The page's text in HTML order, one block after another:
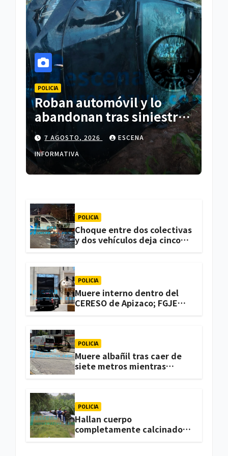
POLICIA
Roban automóvil y lo
abandonan tras siniestro
en Españita
7 AGOSTO, 2026
ESCENA
INFORMATIVA
POLICIA
Choque entre dos colectivas
y dos vehículos deja cinco
POLICIA
Muere interno dentro del
CERESO de Apizaco; FGJE
POLICIA
Muere albañil tras caer de
siete metros mientras
POLICIA
Hallan cuerpo
completamente calcinado